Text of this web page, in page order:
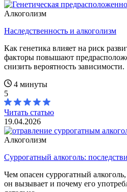
Алкоголизм
Наследственность и алкоголизм
Как генетика влияет на риск
факторы повышают
снизить вероятность зависимости.
4 минуты
5
Читать статью
19.04.2026
Алкоголизм
Суррогатный алкоголь:
Чем опасен суррогатный
он вызывает и почему его